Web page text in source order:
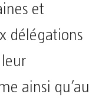
et
délégations
ainsi qu’au